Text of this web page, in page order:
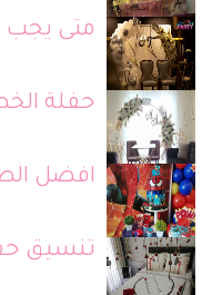
متى يجب
حفلة
افضل
تنسيق